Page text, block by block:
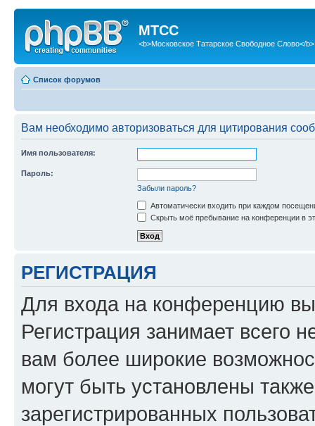
МТСС
<b>Московское Татарское Свободное Слово</b>
Список форумов
Вам необходимо авторизоваться для цитирования
Имя пользователя:
Пароль:
Забыли пароль?
Автоматически входить при каждом
Скрыть моё пребывание на конференции в
РЕГИСТРАЦИЯ
Для входа на конференцию
Регистрация занимает всего
вам более широкие
могут быть установлены
зарегистрированных